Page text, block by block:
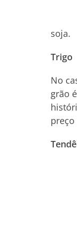
soja.
Trigo
No
grão